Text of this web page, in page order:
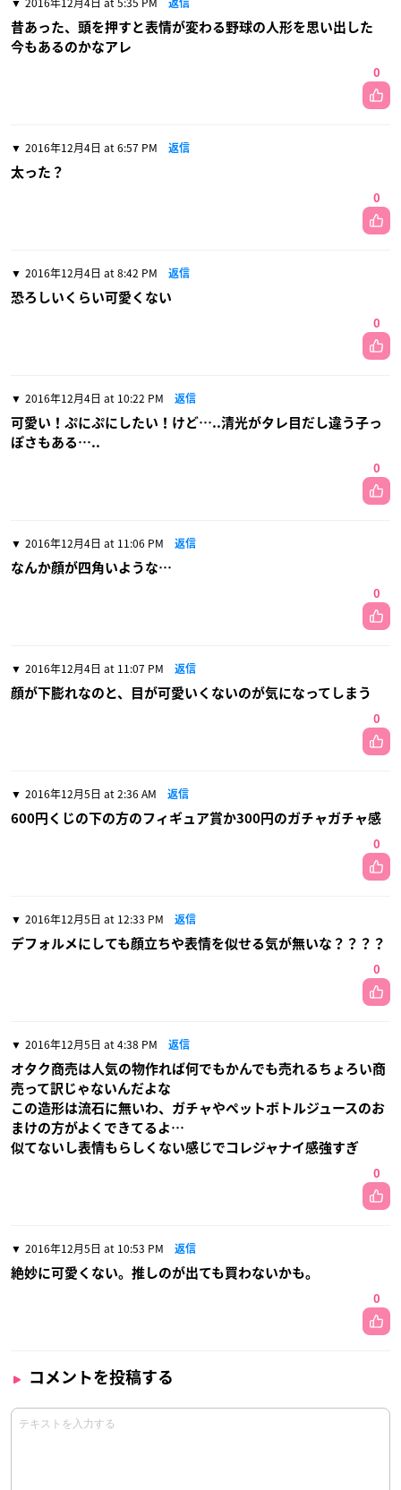
返信
昔あった、頭を押すと表情が変わる野球の人形を思い出した
今もあるのかなアレ
0
2016年12月4日 at 6:57 PM 返信
太った？
0
2016年12月4日 at 8:42 PM 返信
恐ろしいくらい可愛くない
0
2016年12月4日 at 10:22 PM 返信
可愛い！ぷにぷにしたい！けど…..清光がタレ目だし違う子っ
ぽさもある…..
0
2016年12月4日 at 11:06 PM 返信
なんか顔が四角いような…
0
2016年12月4日 at 11:07 PM 返信
顔が下膨れなのと、目が可愛いくないのが気になってしまう
0
2016年12月5日 at 2:36 AM 返信
600円くじの下の方のフィギュア賞か300円のガチャガチャ感
0
2016年12月5日 at 12:33 PM 返信
デフォルメにしても顔立ちや表情を似せる気が無いな？？？？
0
2016年12月5日 at 4:38 PM 返信
オタク商売は人気の物作れば何でもかんでも売れるちょろい商
売って訳じゃないんだよな
この造形は流石に無いわ、ガチャやペットボトルジュースのお
まけの方がよくできてるよ…
似てないし表情もらしくない感じでコレジャナイ感強すぎ
0
2016年12月5日 at 10:53 PM 返信
絶妙に可愛くない。推しのが出ても買わないかも。
0
コメントを投稿する